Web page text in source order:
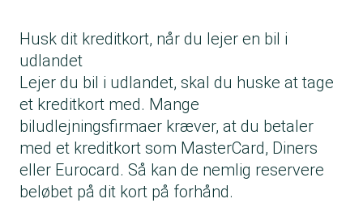
Husk dit kreditkort, når du lejer en bil i
udlandet
Lejer du bil i udlandet, skal du huske at tage
et kreditkort med. Mange
biludlejningsfirmaer kræver, at du betaler
med et kreditkort som MasterCard, Diners
eller Eurocard. Så kan de nemlig reservere
beløbet på dit kort på forhånd.